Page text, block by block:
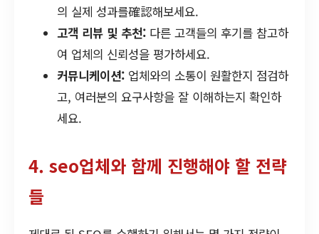
의 실제 성과를確認해보세요.
고객 리뷰 및 추천: 다른 고객들의 후기를 참고하
여 업체의 신뢰성을 평가하세요.
커뮤니케이션: 업체와의 소통이 원활한지 점검하
고, 여러분의 요구사항을 잘 이해하는지 확인하
세요.
4. seo업체와 함께 진행해야 할 전략
들